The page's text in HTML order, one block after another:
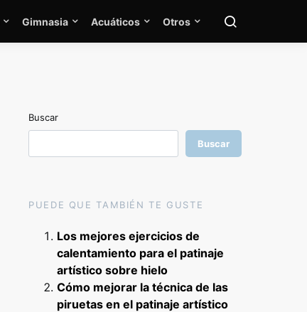
Gimnasia Acuáticos Otros
Buscar
Buscar
PUEDE QUE TAMBIÉN TE GUSTE
Los mejores ejercicios de
calentamiento para el patinaje
artístico sobre hielo
Cómo mejorar la técnica de las
piruetas en el patinaje artístico